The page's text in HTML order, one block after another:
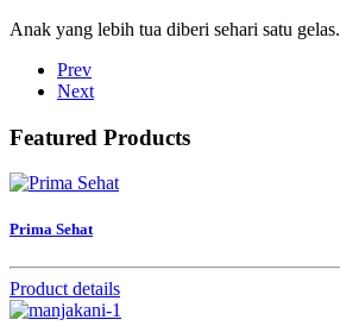
Anak yang lebih tua diberi sehari satu gelas.
Prev
Next
Featured Products
Prima Sehat
Product details